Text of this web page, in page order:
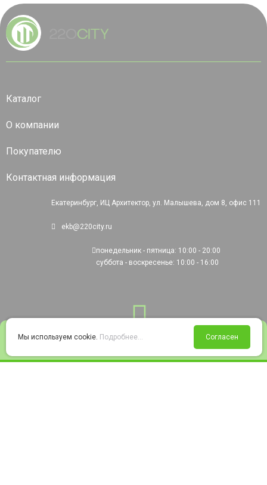
Войти Избранное Корзина
Каталог
О компании
Покупателю
Контактная информация
Екатеринбург, ИЦ Архитектор, ул. Малышева, дом 8, офис 111
ekb@220city.ru
понедельник - пятница: 10:00 - 20:00
суббота - воскресенье: 10:00 - 16:00
Мы используем cookie. Подробнее... Согласен